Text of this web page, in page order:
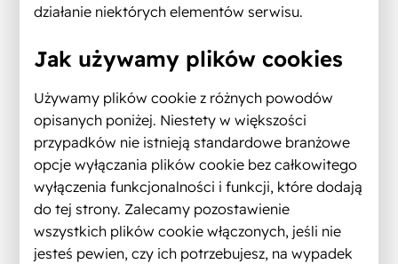
działanie niektórych elementów serwisu.
Jak używamy plików cookies
Używamy plików cookie z różnych powodów
opisanych poniżej. Niestety w większości
przypadków nie istnieją standardowe branżowe
opcje wyłączania plików cookie bez całkowitego
wyłączenia funkcjonalności i funkcji, które dodają
do tej strony. Zalecamy pozostawienie
wszystkich plików cookie włączonych, jeśli nie
jesteś pewien, czy ich potrzebujesz, na wypadek